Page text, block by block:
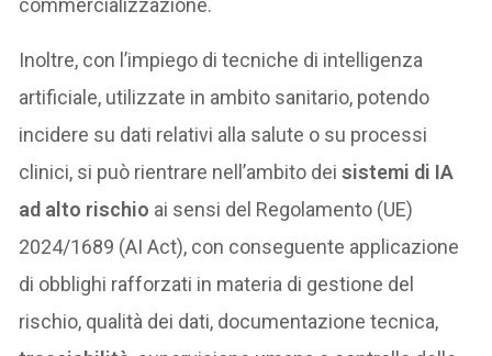
Inoltre, con l’impiego di tecniche di intelligenza
artificiale, utilizzate in ambito sanitario, potendo
incidere su dati relativi alla salute o su processi
clinici, si può rientrare nell’ambito deisistemi di IA
ad alto rischio ai sensi del Regolamento (UE)
2024/1689 (AI Act), con conseguente applicazione
di obblighi rafforzati in materia di gestione del
rischio, qualità dei dati, documentazione tecnica,